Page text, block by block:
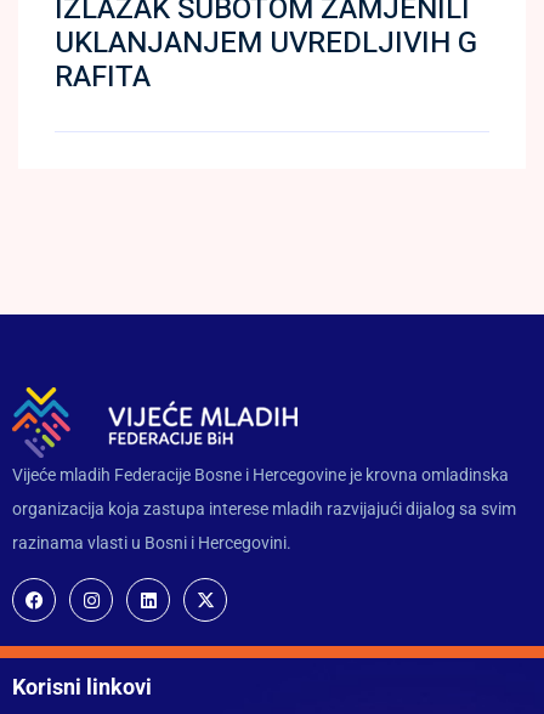
IZLAZAK SUBOTOM ZAMJENILI
UKLANJANJEM UVREDLJIVIH G
RAFITA
Vijeće mladih Federacije Bosne i Hercegovine je krovna omladinska
organizacija koja zastupa interese mladih razvijajući dijalog sa svim
razinama vlasti u Bosni i Hercegovini.
Korisni linkovi